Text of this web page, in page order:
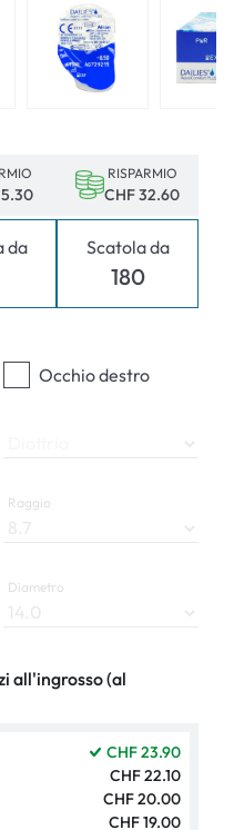
da
RISPARMIO
CHF 32.60
Scatola da
180
Occhio destro
Raggio
Diametro
all'ingrosso (al
CHF 23.90
CHF 22.10
CHF 20.00
CHF 19.00